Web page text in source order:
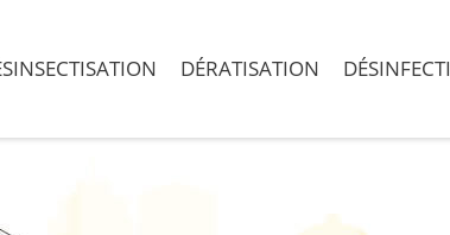
DÉRATISATION